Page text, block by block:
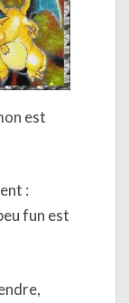
est
:
fun est